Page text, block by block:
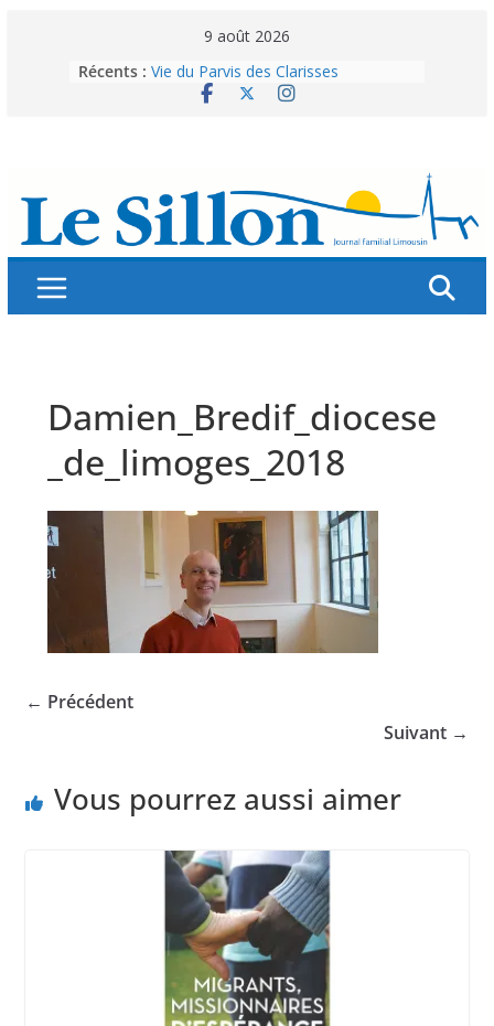
9 août 2026
Récents : Vie du Parvis des Clarisses
La brochure « Des vacances
Splendeurs murales de nos églises
Abonnez-vous ! Réabonnez-vous !
Damien_Bredif_diocese
_de_limoges_2018
← Précédent
Suivant →
Vous pourrez aussi aimer